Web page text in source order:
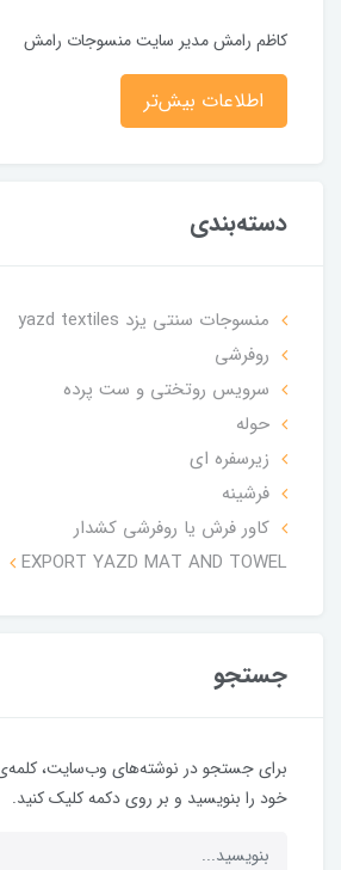
کاظم رامش مدیر سایت منسوجات رامش
اطلاعات بیش‌تر
دسته‌بندی
منسوجات سنتی یزد yazd textiles
روفرشی
سرویس روتختی و ست پرده
حوله
زیرسفره ای
فرشینه
کاور فرش یا روفرشی کشدار
EXPORT YAZD MAT AND TOWEL
جستجو
برای جستجو در نوشته‌های وب‌سایت،
خود را بنویسید و بر روی دکمه کلیک کنید.